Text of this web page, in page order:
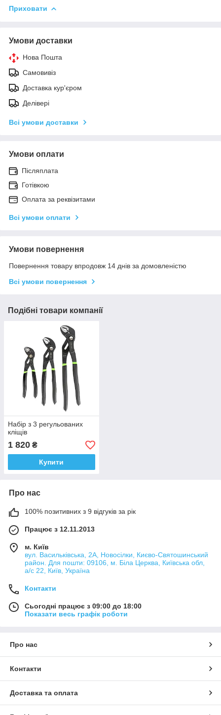
Приховати
Умови доставки
Нова Пошта
Самовивіз
Доставка кур'єром
Делівері
Всі умови доставки
Умови оплати
Післяплата
Готівкою
Оплата за реквізитами
Всі умови оплати
Умови повернення
Повернення товару впродовж 14 днів за домовленістю
Всі умови повернення
Подібні товари компанії
Набір з 3 регульованих
кліщів
1 820 ₴
Купити
Про нас
100% позитивних з 9 відгуків за рік
Працює з 12.11.2013
м. Київ
вул. Васильківська, 2А, Новосілки, Києво-Святошинський
район. Для пошти: 09106, м. Біла Церква, Київська обл,
а/с 22, Київ, Україна
Контакти
Сьогодні працює з 09:00 до 18:00
Показати весь графік роботи
Про нас
Контакти
Доставка та оплата